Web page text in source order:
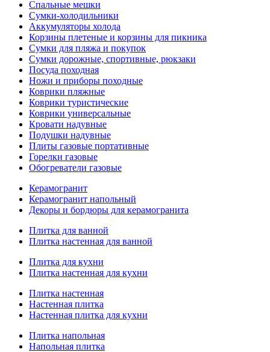
Спальные мешки
Сумки-холодильники
Аккумуляторы холода
Корзины плетеные и корзины для пикника
Сумки для пляжа и покупок
Сумки дорожные, спортивные, рюкзаки
Посуда походная
Ножи и приборы походные
Коврики пляжные
Коврики туристические
Коврики универсальные
Кровати надувные
Подушки надувные
Плиты газовые портативные
Горелки газовые
Обогреватели газовые
Керамогранит
Керамогранит напольный
Декоры и бордюры для керамогранита
Плитка для ванной
Плитка настенная для ванной
Плитка для кухни
Плитка настенная для кухни
Плитка настенная
Настенная плитка
Настенная плитка для кухни
Плитка напольная
Напольная плитка